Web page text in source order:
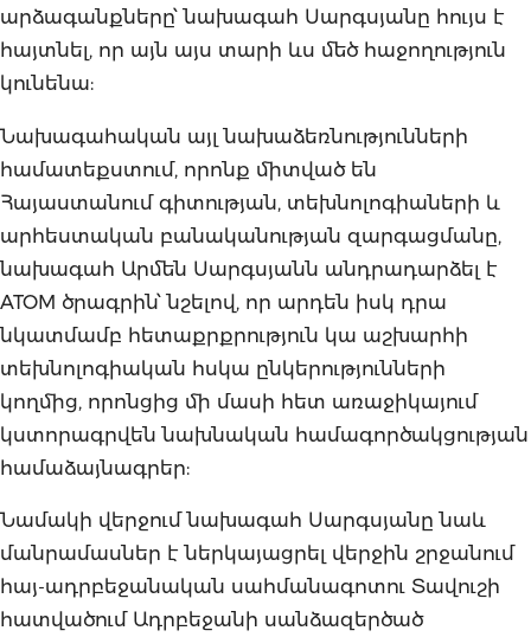
արձագանքները՝ նախագահ Սարգսյանը հույս է
հայտնել, որ այն այս տարի ևս մեծ հաջողություն
կունենա:
Նախագահական այլ նախաձեռնությունների
համատեքստում, որոնք միտված են
Հայաստանում գիտության, տեխնոլոգիաների և
արհեստական բանականության զարգացմանը,
նախագահ Արմեն Սարգսյանն անդրադարձել է
ATOM ծրագրին՝ նշելով, որ արդեն իսկ դրա
նկատմամբ հետաքրքրություն կա աշխարհի
տեխնոլոգիական հսկա ընկերությունների
կողմից, որոնցից մի մասի հետ առաջիկայում
կստորագրվեն նախնական համագործակցության
համաձայնագրեր:
Նամակի վերջում նախագահ Սարգսյանը նաև
մանրամասներ է ներկայացրել վերջին շրջանում
հայ-ադրբեջանական սահմանագոտու Տավուշի
հատվածում Ադրբեջանի սանձազերծած